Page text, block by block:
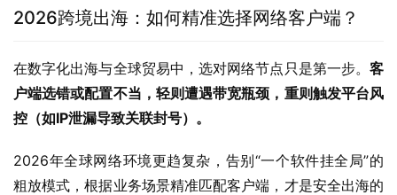
2026跨境出海：如何精准选择网络客户端？
在数字化出海与全球贸易中，选对网络节点只是第一步。 客
户端选错或配置不当，轻则遭遇带宽瓶颈，重则触发平台风
控（如IP泄漏导致关联封号）。
2026年全球网络环境更趋复杂，告别“一个软件挂全局”的
粗放模式，根据业务场景精准匹配客户端，才是安全出海的